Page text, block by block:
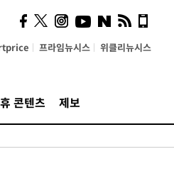
프라임뉴시스 위클리뉴시스
콘텐츠 제보
계…'고급 가요'의 주체적
영토